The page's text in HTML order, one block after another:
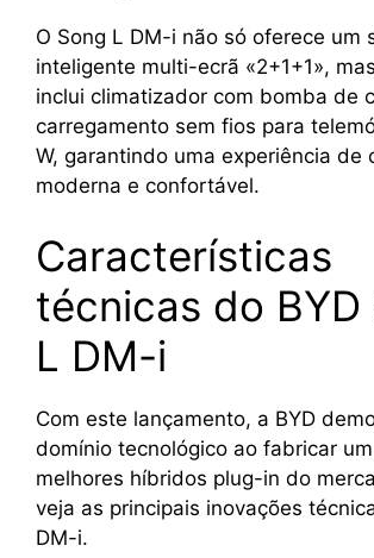
O Song L DM-i não só oferece um
inteligente multi-ecrã «2+1+1»,
inclui climatizador com bomba de
carregamento sem fios para
W, garantindo uma experiência de
moderna e confortável.
Características
técnicas do BYD
L DM-i
Com este lançamento, a BYD
domínio tecnológico ao fabricar
melhores híbridos plug-in do
veja as principais inovações
DM-i.